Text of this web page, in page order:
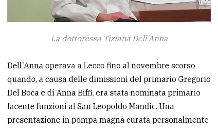
Privacy
policy
La dottoressa Tiziana Dell'Anna
Dell'Anna operava a Lecco fino al novembre scorso
quando, a causa delle dimissioni del primario Gregorio
Del Boca e di Anna Biffi, era stata nominata primario
facente funzioni al San Leopoldo Mandic. Una
presentazione in pompa magna curata personalmente